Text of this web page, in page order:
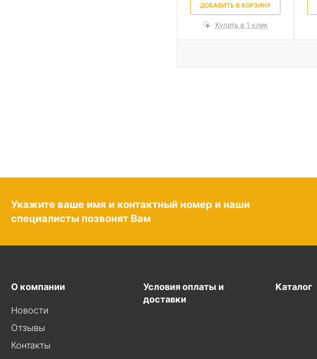
ДОБАВИТЬ В КОРЗИНУ
Купить в 1 клик
Укажите ваше имя и контактный номер и наши
специалисты позвонят Вам
О компании
Новости
Отзывы
Контакты
Условия оплаты и
доставки
Каталог